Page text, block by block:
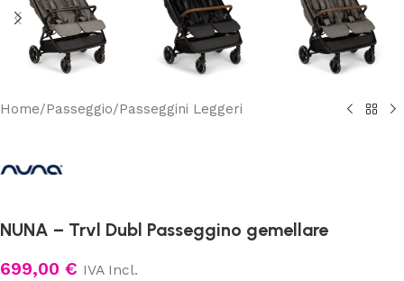
Home/Passeggio/Passeggini Leggeri
NUNA – Trvl Dubl Passeggino gemellare
699,00 € IVA Incl.